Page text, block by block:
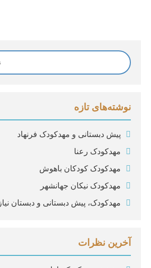
نوشته‌های تازه
پیش دبستانی و مهدکودک فرنهاد
مهدکودک رعنا
مهدکودک کودکان باهوش
مهدکودک نیکان جهانشهر
مهدکودک، پیش دبستانی و دبستان نیاز
آخرین نظرات